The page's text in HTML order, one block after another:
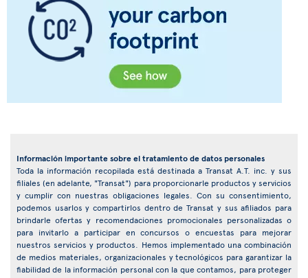
Información importante sobre el tratamiento de datos personales
Toda la información recopilada está destinada a Transat A.T. inc. y sus
filiales (en adelante, "Transat") para proporcionarle productos y servicios
y cumplir con nuestras obligaciones legales. Con su consentimiento,
podemos usarlos y compartirlos dentro de Transat y sus afiliados para
brindarle ofertas y recomendaciones promocionales personalizadas o
para invitarlo a participar en concursos o encuestas para mejorar
nuestros servicios y productos. Hemos implementado una combinación
de medios materiales, organizacionales y tecnológicos para garantizar la
fiabilidad de la información personal con la que contamos, para proteger